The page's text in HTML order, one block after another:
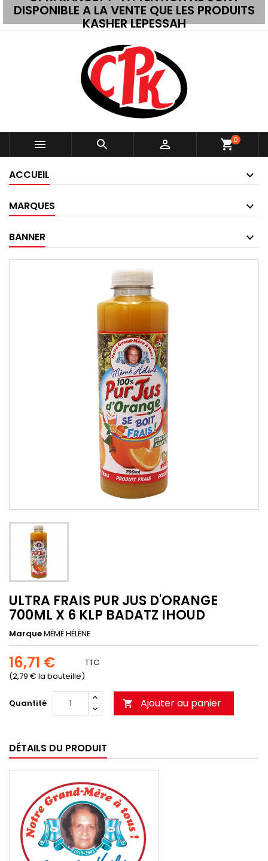
DISPONIBLE A LA VENTE QUE LES PRODUITS
KASHER LEPESSAH
   shopping_cart0
ACCUEIL
MARQUES
BANNER
ULTRA FRAIS PUR JUS D'ORANGE
700ML X 6 KLP BADATZ IHOUD
MarqueMÉMÉ HÉLÈNE
16,71 €
(2,79 € la bouteille)
TTC
Quantité  Ajouter au panier
DÉTAILS DU PRODUIT